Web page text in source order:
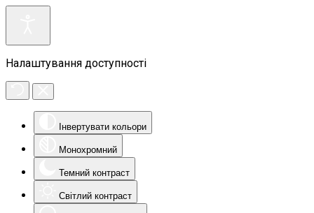
Налаштування доступності
Інвертувати кольори
Монохромний
Темний контраст
Світлий контраст